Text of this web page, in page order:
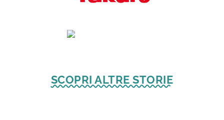
SCOPRI ALTRE STORIE